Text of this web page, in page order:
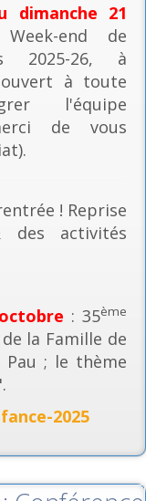
dimanche 21
end de
2025-26, à
à toute
l'équipe
de vous
! Reprise
des activités
: 35ème
la Famille de
Pau ; le thème
2025